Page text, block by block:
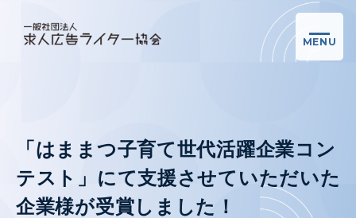
MENU
「はままつ子育て世代活躍企業コン
テスト」にて支援させていただいた
企業様が受賞しました！